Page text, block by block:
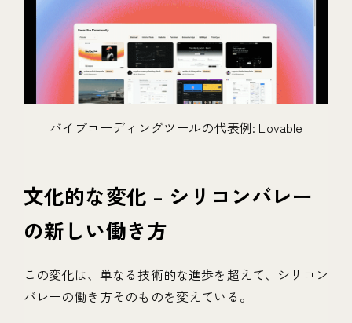
バイブコーディングツールの代表例: Lovable
文化的な変化 – シリコンバレー
の新しい働き方
この変化は、単なる技術的な進歩を超えて、シリコン
バレーの働き方そのものを変えている。